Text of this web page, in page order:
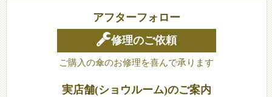
アフターフォロー
修理のご依頼
ご購入の傘のお修理を喜んで承ります
実店舗(ショウルーム)のご案内